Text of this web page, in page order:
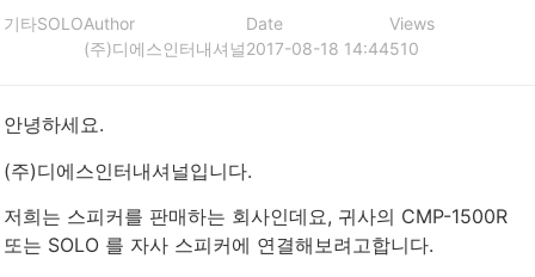
기타SOLOAuthor
(주)디에스인터내셔널
Date
2017-08-18 14:44
Views
510
안녕하세요.
(주)디에스인터내셔널입니다.
저희는 스피커를 판매하는 회사인데요, 귀사의 CMP-1500R
또는 SOLO 를 자사 스피커에 연결해보려고합니다.